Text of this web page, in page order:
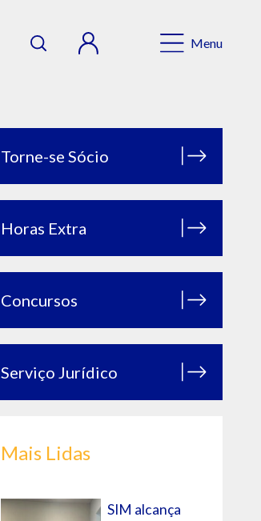
Menu
Torne-se Sócio
Horas Extra
Concursos
Serviço Jurídico
Mais Lidas
SIM alcança